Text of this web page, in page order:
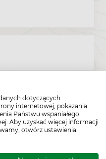
dotyczących
internetowej, pokazania
Państwu wspaniałego
Aby uzyskać więcej informacji
otwórz ustawienia.